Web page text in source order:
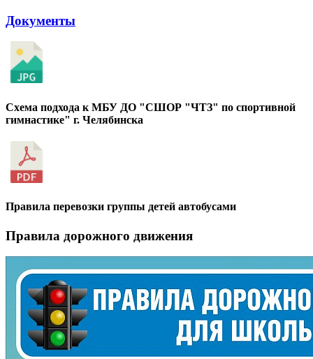
Документы
Схема подхода к МБУ ДО "СШОР "ЧТЗ" по спортивной
гимнастике" г. Челябинска
Правила перевозки группы детей автобусами
Правила дорожного движения